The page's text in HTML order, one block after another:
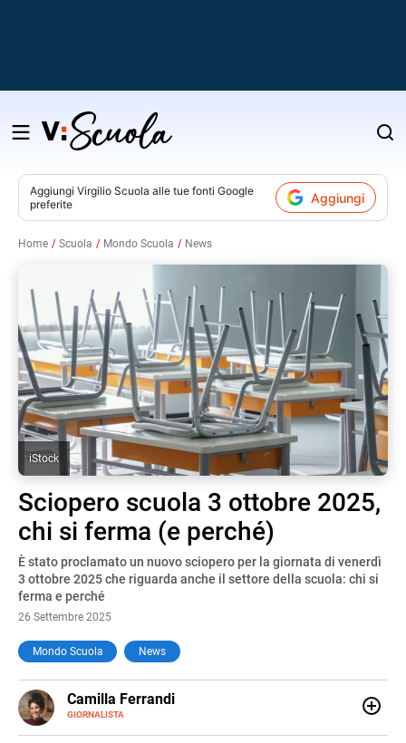
Salta
contenuto
Aggiungi Virgilio Scuola alle tue fonti Google
preferite
Aggiungi
Home Scuola Mondo Scuola News
iStock
Sciopero scuola 3 ottobre 2025,
chi si ferma (e perché)
È stato proclamato un nuovo sciopero per la giornata di venerdì
3 ottobre 2025 che riguarda anche il settore della scuola: chi si
ferma e perché
26 Settembre 2025
Mondo Scuola News
Camilla Ferrandi
GIORNALISTA
E-
MAIL
LINKEDIN